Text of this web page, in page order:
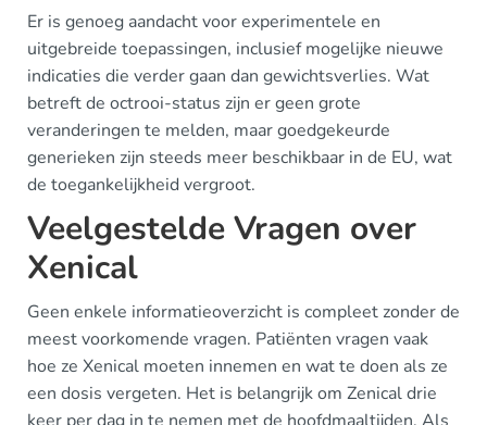
Er is genoeg aandacht voor experimentele en
uitgebreide toepassingen, inclusief mogelijke nieuwe
indicaties die verder gaan dan gewichtsverlies. Wat
betreft de octrooi-status zijn er geen grote
veranderingen te melden, maar goedgekeurde
generieken zijn steeds meer beschikbaar in de EU, wat
de toegankelijkheid vergroot.
Veelgestelde Vragen over
Xenical
Geen enkele informatieoverzicht is compleet zonder de
meest voorkomende vragen. Patiënten vragen vaak
hoe ze Xenical moeten innemen en wat te doen als ze
een dosis vergeten. Het is belangrijk om Zenical drie